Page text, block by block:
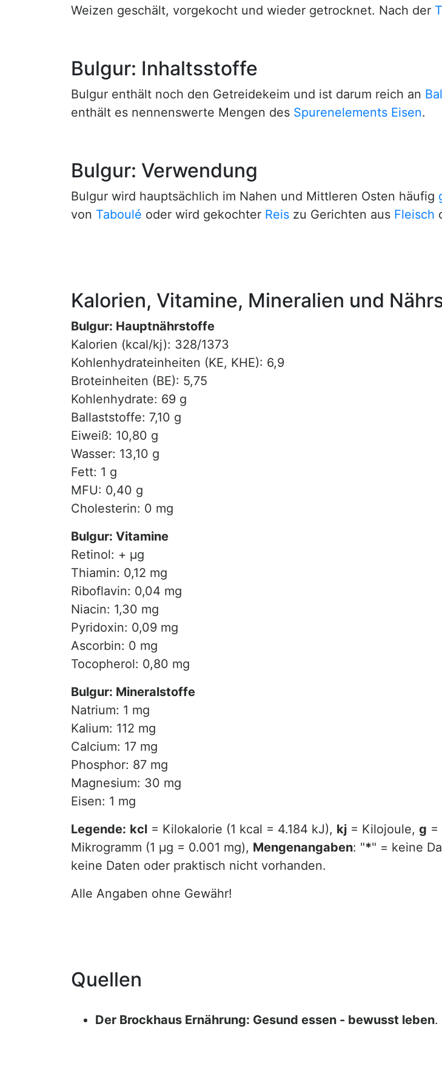
Weizen geschält, vorgekocht und wieder getrocknet. Nach der
Bulgur: Inhaltsstoffe
Bulgur enthält noch den Getreidekeim und ist darum reich an
enthält es nennenswerte Mengen des Spurenelements Eisen.
Bulgur: Verwendung
Bulgur wird hauptsächlich im Nahen und Mittleren Osten häufig
von Taboulé oder wird gekochter Reis zu Gerichten aus Fleisch
Kalorien, Vitamine, Mineralien und
Bulgur: Hauptnährstoffe
Kalorien (kcal/kj): 328/1373
Kohlenhydrateinheiten (KE, KHE): 6,9
Broteinheiten (BE): 5,75
Kohlenhydrate: 69 g
Ballaststoffe: 7,10 g
Eiweiß: 10,80 g
Wasser: 13,10 g
Fett: 1 g
MFU: 0,40 g
Cholesterin: 0 mg
Bulgur: Vitamine
Retinol: + µg
Thiamin: 0,12 mg
Riboflavin: 0,04 mg
Niacin: 1,30 mg
Pyridoxin: 0,09 mg
Ascorbin: 0 mg
Tocopherol: 0,80 mg
Bulgur: Mineralstoffe
Natrium: 1 mg
Kalium: 112 mg
Calcium: 17 mg
Phosphor: 87 mg
Magnesium: 30 mg
Eisen: 1 mg
Legende: kcl = Kilokalorie (1 kcal = 4.184 kJ), kj = Kilojoule, g =
Mikrogramm (1 µg = 0.001 mg), Mengenangaben: "*" = keine
keine Daten oder praktisch nicht vorhanden.
Alle Angaben ohne Gewähr!
Quellen
Der Brockhaus Ernährung: Gesund essen - bewusst leben.